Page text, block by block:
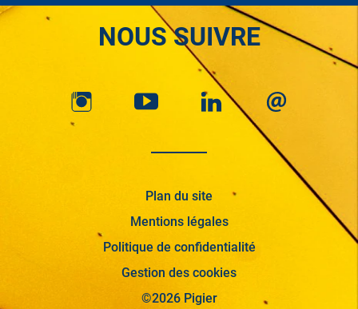
NOUS SUIVRE
Plan du site
Mentions légales
Politique de confidentialité
Gestion des cookies
©2026 Pigier